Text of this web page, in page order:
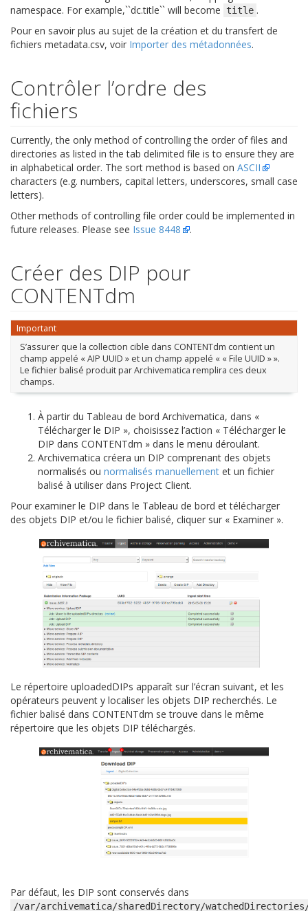
namespace. For example,``dc.title`` will become
title .
Pour en savoir plus au sujet de la création et du transfert de
fichiers metadata.csv, voir Importer des métadonnées.
Contrôler l’ordre des
fichiers
Currently, the only method of controlling the order of files and
directories as listed in the tab delimited file is to ensure they are
in alphabetical order. The sort method is based on ASCII
characters (e.g. numbers, capital letters, underscores, small case
letters).
Other methods of controlling file order could be implemented in
future releases. Please see Issue 8448 .
Créer des DIP pour
CONTENTdm
Important
S’assurer que la collection cible dans CONTENTdm contient un
champ appelé « AIP UUID » et un champ appelé « « File UUID » ».
Le fichier balisé produit par Archivematica remplira ces deux
champs.
À partir du Tableau de bord Archivematica, dans «
Télécharger le DIP », choisissez l’action « Télécharger le
DIP dans CONTENTdm » dans le menu déroulant.
Archivematica créera un DIP comprenant des objets
normalisés ou normalisés manuellement et un fichier
balisé à utiliser dans Project Client.
Pour examiner le DIP dans le Tableau de bord et télécharger
des objets DIP et/ou le fichier balisé, cliquer sur « Examiner ».
Le répertoire uploadedDIPs apparaît sur l’écran suivant, et les
opérateurs peuvent y localiser les objets DIP recherchés. Le
fichier balisé dans CONTENTdm se trouve dans le même
répertoire que les objets DIP téléchargés.
Par défaut, les DIP sont conservés dans
/var/archivematica/sharedDirectory/watchedDirectories/